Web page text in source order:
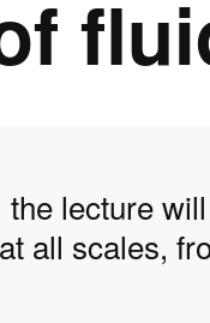
the lecture
all scales,